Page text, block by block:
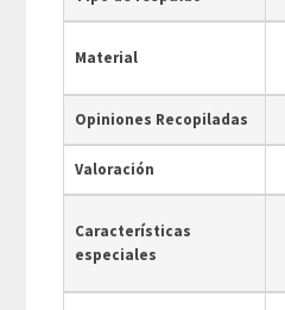
Material
Opiniones Recopiladas
Valoración
Características
especiales